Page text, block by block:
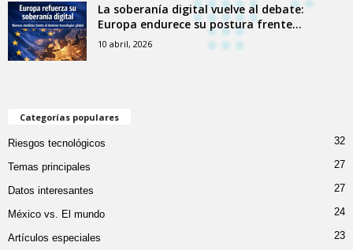
La soberanía digital vuelve al debate:
Europa endurece su postura frente...
10 abril, 2026
Categorías populares
Riesgos tecnológicos 32
Temas principales 27
Datos interesantes 27
México vs. El mundo 24
Artículos especiales 23